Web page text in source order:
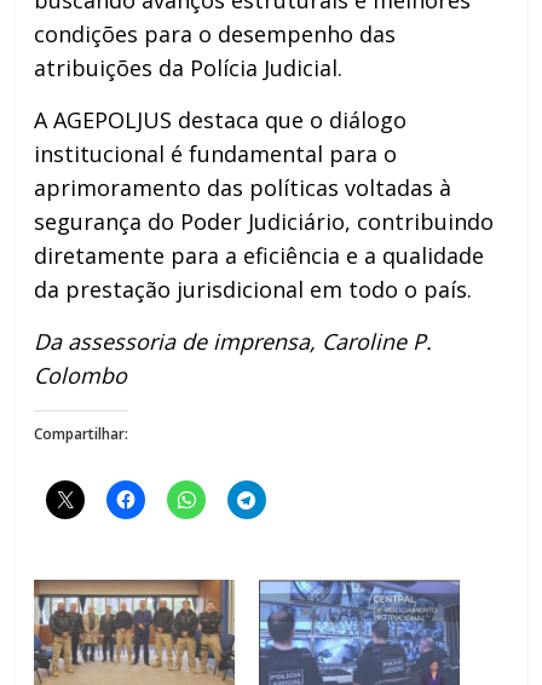
condições para o desempenho das
atribuições da Polícia Judicial.
A AGEPOLJUS destaca que o diálogo
institucional é fundamental para o
aprimoramento das políticas voltadas à
segurança do Poder Judiciário, contribuindo
diretamente para a eficiência e a qualidade
da prestação jurisdicional em todo o país.
Da assessoria de imprensa, Caroline P.
Colombo
Compartilhar: